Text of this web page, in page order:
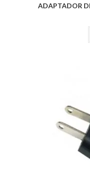
ADAPTADOR